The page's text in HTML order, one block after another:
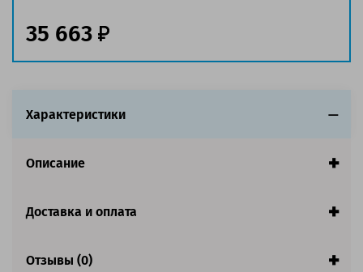
заполнении страницы
Страна:Китай
Гарантия:1 год
35 663
Характеристики
Описание
Доставка и оплата
Отзывы (0)